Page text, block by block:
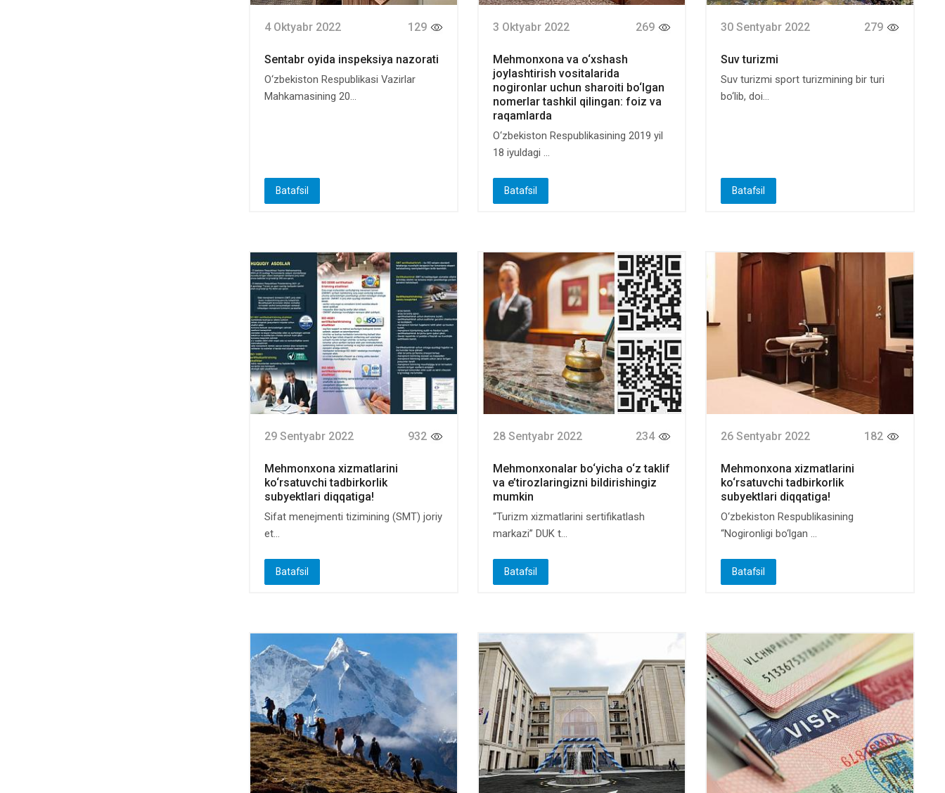
4 Oktyabr 2022 129
Sentabr oyida inspeksiya nazorati
O‘zbekiston Respublikasi Vazirlar
Mahkamasining 20...
Batafsil
3 Oktyabr 2022 269
Mehmonxona va o‘xshash
joylashtirish vositalarida
nogironlar uchun sharoiti bo‘lgan
nomerlar tashkil qilingan: foiz va
raqamlarda
O‘zbekiston Respublikasining 2019 yil
18 iyuldagi ...
Batafsil
30 Sentyabr 2022 279
Suv turizmi
Suv turizmi sport turizmining bir turi
bo‘lib, doi...
Batafsil
29 Sentyabr 2022 932
Mehmonxona xizmatlarini
ko‘rsatuvchi tadbirkorlik
subyektlari diqqatiga!
Sifat menejmenti tizimining (SMT) joriy
et...
Batafsil
28 Sentyabr 2022 234
Mehmonxonalar bo‘yicha o‘z taklif
va e’tirozlaringizni bildirishingiz
mumkin
“Turizm xizmatlarini sertifikatlash
markazi” DUK t...
Batafsil
26 Sentyabr 2022 182
Mehmonxona xizmatlarini
ko‘rsatuvchi tadbirkorlik
subyektlari diqqatiga!
O‘zbekiston Respublikasining
“Nogironligi bo‘lgan ...
Batafsil